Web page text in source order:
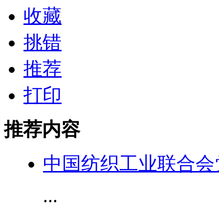
收藏
挑错
推荐
打印
推荐内容
中国纺织工业联合
...